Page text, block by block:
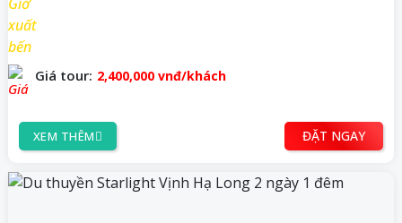
Giá tour: 2,400,000 vnđ/khách
XEM THÊM ĐẶT NGAY